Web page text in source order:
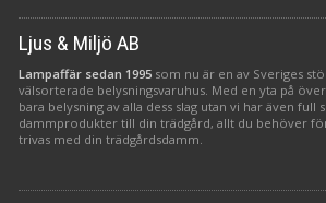
Ljus & Miljö AB
Lampaffär sedan 1995 som nu är en av Sveriges
välsorterade belysningsvaruhus. Med en yta på
bara belysning av alla dess slag utan vi har även full
dammprodukter till din trädgård, allt du behöver
trivas med din trädgårdsdamm.